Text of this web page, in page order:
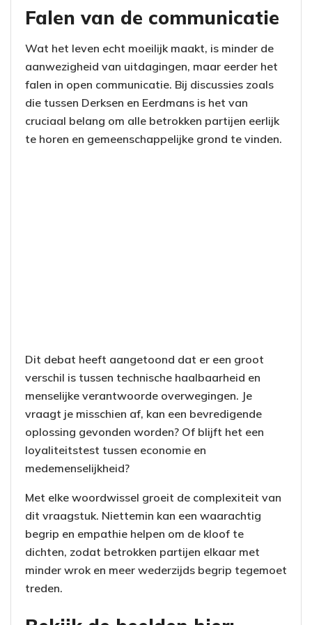
Falen van de communicatie
Wat het leven echt moeilijk maakt, is minder de
aanwezigheid van uitdagingen, maar eerder het
falen in open communicatie. Bij discussies zoals
die tussen Derksen en Eerdmans is het van
cruciaal belang om alle betrokken partijen eerlijk
te horen en gemeenschappelijke grond te vinden.
Dit debat heeft aangetoond dat er een groot
verschil is tussen technische haalbaarheid en
menselijke verantwoorde overwegingen. Je
vraagt je misschien af, kan een bevredigende
oplossing gevonden worden? Of blijft het een
loyaliteitstest tussen economie en
medemenselijkheid?
Met elke woordwissel groeit de complexiteit van
dit vraagstuk. Niettemin kan een waarachtig
begrip en empathie helpen om de kloof te
dichten, zodat betrokken partijen elkaar met
minder wrok en meer wederzijds begrip tegemoet
treden.